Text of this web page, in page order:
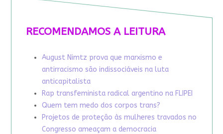
RECOMENDAMOS A LEITURA
August Nimtz prova que marxismo e
antirracismo são indissociáveis na luta
anticapitalista
Rap transfeminista radical argentino na FLIPEI
Quem tem medo dos corpos trans?
Projetos de proteção às mulheres travados no
Congresso ameaçam a democracia